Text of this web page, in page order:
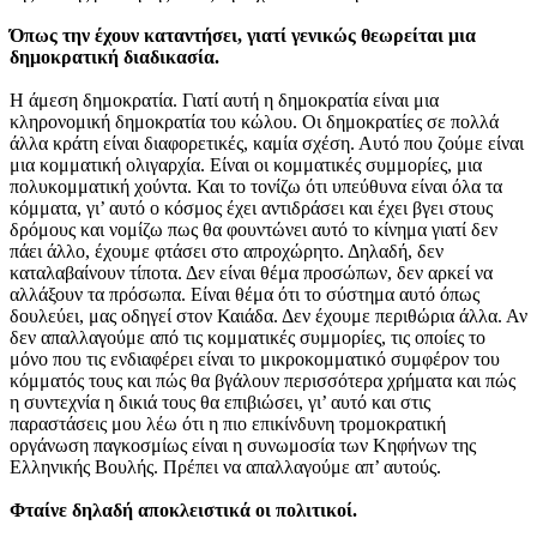
Όπως την έχουν καταντήσει, γιατί γενικώς θεωρείται μια
δημοκρατική διαδικασία.
Η άμεση δημοκρατία. Γιατί αυτή η δημοκρατία είναι μια
κληρονομική δημοκρατία του κώλου. Οι δημοκρατίες σε πολλά
άλλα κράτη είναι διαφορετικές, καμία σχέση. Αυτό που ζούμε είναι
μια κομματική ολιγαρχία. Είναι οι κομματικές συμμορίες, μια
πολυκομματική χούντα. Και το τονίζω ότι υπεύθυνα είναι όλα τα
κόμματα, γι’ αυτό ο κόσμος έχει αντιδράσει και έχει βγει στους
δρόμους και νομίζω πως θα φουντώνει αυτό το κίνημα γιατί δεν
πάει άλλο, έχουμε φτάσει στο απροχώρητο. Δηλαδή, δεν
καταλαβαίνουν τίποτα. Δεν είναι θέμα προσώπων, δεν αρκεί να
αλλάξουν τα πρόσωπα. Είναι θέμα ότι το σύστημα αυτό όπως
δουλεύει, μας οδηγεί στον Καιάδα. Δεν έχουμε περιθώρια άλλα. Αν
δεν απαλλαγούμε από τις κομματικές συμμορίες, τις οποίες το
μόνο που τις ενδιαφέρει είναι το μικροκομματικό συμφέρον του
κόμματός τους και πώς θα βγάλουν περισσότερα χρήματα και πώς
η συντεχνία η δικιά τους θα επιβιώσει, γι’ αυτό και στις
παραστάσεις μου λέω ότι η πιο επικίνδυνη τρομοκρατική
οργάνωση παγκοσμίως είναι η συνωμοσία των Κηφήνων της
Ελληνικής Βουλής. Πρέπει να απαλλαγούμε απ’ αυτούς.
Φταίνε δηλαδή αποκλειστικά οι πολιτικοί.